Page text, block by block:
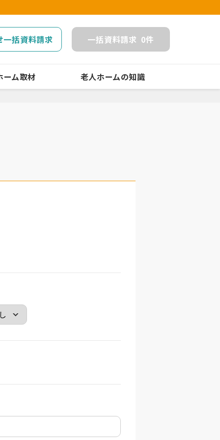
一括資料請求 一括資料請求 0件
ーム取材 老人ホームの知識